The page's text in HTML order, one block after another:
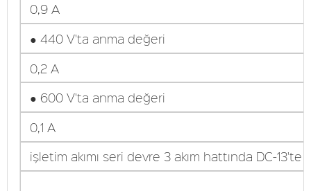
0,9 A
● 440 V'ta anma değeri
0,2 A
● 600 V'ta anma değeri
0,1 A
işletim akımı seri devre 3 akım hattında DC-13'te